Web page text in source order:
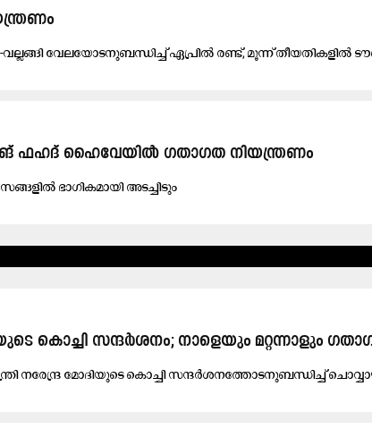
​വ​ല്ല​ങ്ങി വേ​ല​യോ​ട​നു​ബ​ന്ധി​ച്ച് ഏ​പ്രി​ല്‍ ര​ണ്ട്, മൂ​ന്ന് തീ​യ​തി​ക​ളി​ല്‍
ഫ​ഹ​ദ് ഹൈ​വേ​യി​ൽ ഗ​താ​ഗ​ത നി​യ​ന്ത്ര​ണം
ഭാ​ഗി​ക​മാ​യി അ​ട​ച്ചി​ടും
കൊ​ച്ചി സ​ന്ദ​ര്‍ശ​നം; നാ​ളെ​യും മ​റ്റ​ന്നാ​ളും
ന​രേ​ന്ദ്ര മോ​ദി​യു​ടെ കൊ​ച്ചി സ​ന്ദ​ര്‍ശ​ന​ത്തോ​ട​നു​ബ​ന്ധി​ച്ച്